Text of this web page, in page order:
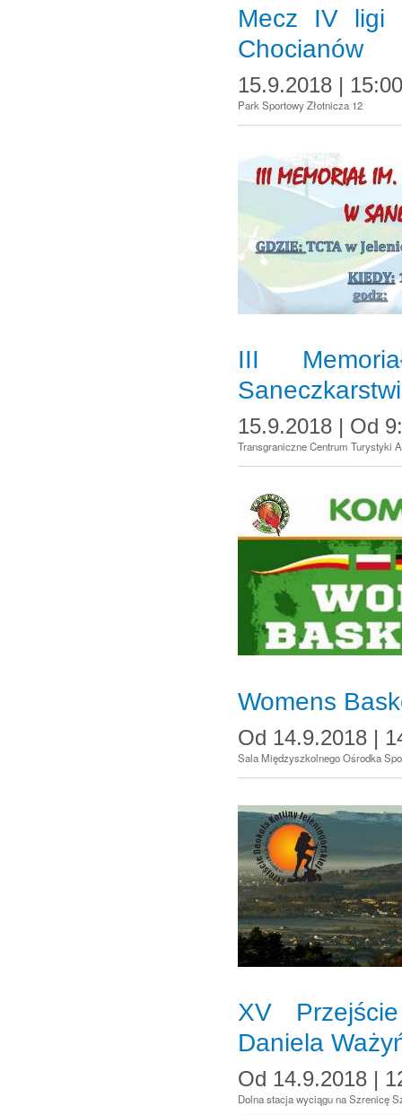
Mecz IV ligi
Chocianów
15.9.2018 | 15:00
Park Sportowy Złotnicza 12
III
15.9.2018 | Od
Transgraniczne Centrum Turystyki
Womens
Od 14.9.2018 |
Sala Międzyszkolnego Ośrodka
XV
Daniela
Od 14.9.2018 |
Dolna stacja wyciągu na Szrenicę